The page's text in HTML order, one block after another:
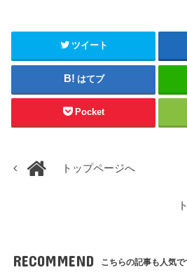
ツイート
はてブ
Pocket
トップページへ
RECOMMEND こちらの記事も人気で